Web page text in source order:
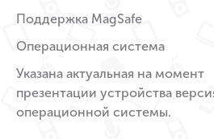
Поддержка MagSafe
Операционная система
Указана актуальная на момент
презентации устройства
операционной системы.